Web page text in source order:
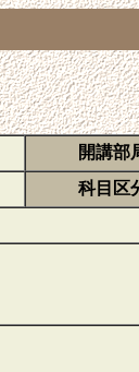
開講部
科目区